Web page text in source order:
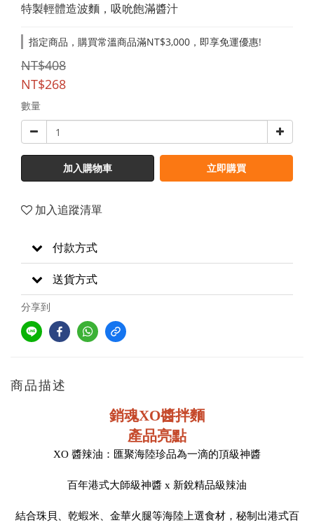
特製輕體造波麵，吸吮飽滿醬汁
指定商品，購買常溫商品滿NT$3,000，即享免運優惠!
NT$408
NT$268
數量
加入購物車 立即購買
加入追蹤清單
付款方式
送貨方式
分享到
商品描述
銷魂XO醬拌麵
產品亮點
XO 醬辣油：匯聚海陸珍品為一滴的頂級神醬
百年港式大師級神醬 x 新銳精品級辣油
結合珠貝、乾蝦米、金華火腿等海陸上選食材，秘制出港式百